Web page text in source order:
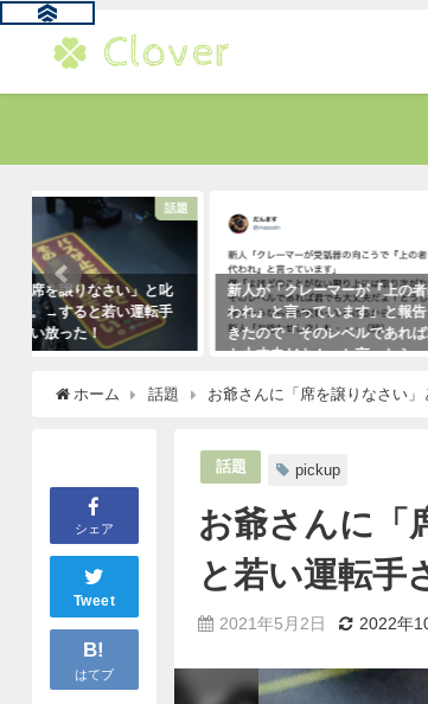
新人が「クレーマーが『上の者に代
われ』と言っています」と報告して
きたので「そのレベルであれば君で
も大丈夫だよ！」と言ったら・・・
（笑）
新聞に届いた
内容に絶句。
なほどの公開
に・・・
ホーム 話題 お爺さんに「席を譲りなさい
シェア
Tweet
B!
はてブ
話題 pickup
お爺さんに「
と若い運転手
2021年5月2日 2022年